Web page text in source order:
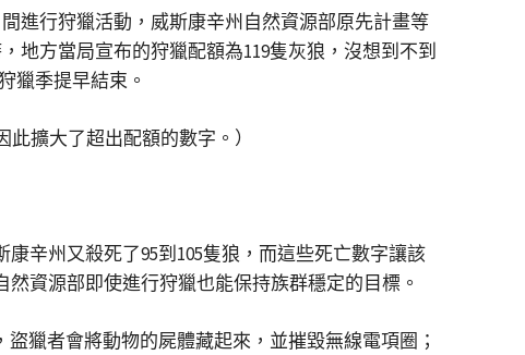
進行狩獵活動，威斯康辛州自然資源部原先計畫等
地方當局宣布的狩獵配額為119隻灰狼，沒想到不到
獵季提早結束。
擴大了超出配額的數字。）
辛州又殺死了95到105隻狼，而這些死亡數字讓該
資源部即使進行狩獵也能保持族群穩定的目標。
獵者會將動物的屍體藏起來，並摧毀無線電項圈；